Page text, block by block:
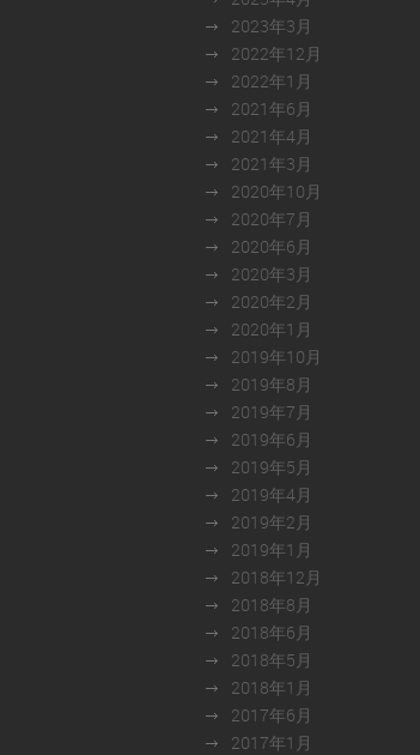
2023年3月
2022年12月
2022年1月
2021年6月
2021年4月
2021年3月
2020年10月
2020年7月
2020年6月
2020年3月
2020年2月
2020年1月
2019年10月
2019年8月
2019年7月
2019年6月
2019年5月
2019年4月
2019年2月
2019年1月
2018年12月
2018年8月
2018年6月
2018年5月
2018年1月
2017年6月
2017年1月